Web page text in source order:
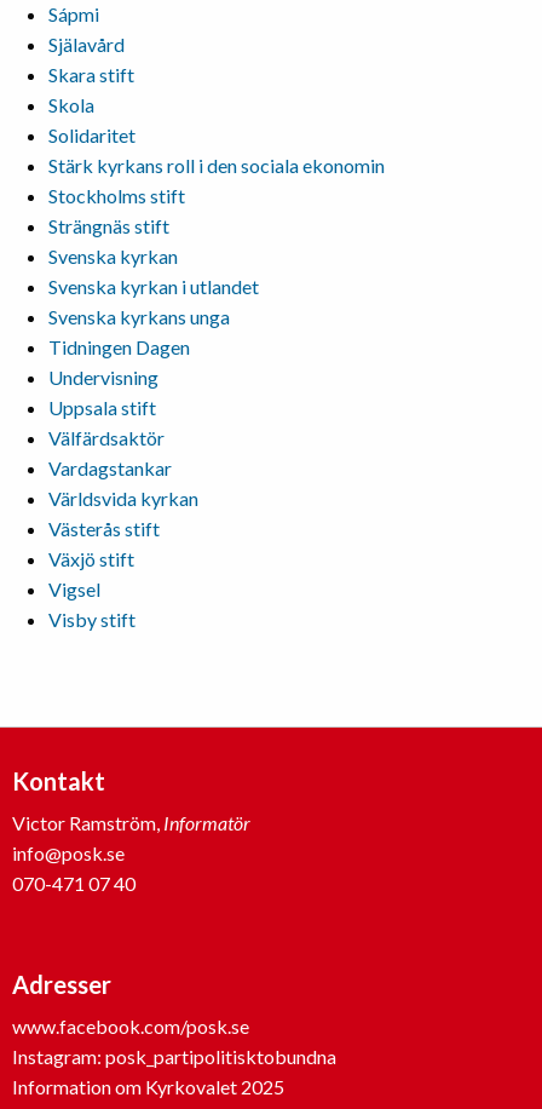
Sápmi
Själavård
Skara stift
Skola
Solidaritet
Stärk kyrkans roll i den sociala ekonomin
Stockholms stift
Strängnäs stift
Svenska kyrkan
Svenska kyrkan i utlandet
Svenska kyrkans unga
Tidningen Dagen
Undervisning
Uppsala stift
Välfärdsaktör
Vardagstankar
Världsvida kyrkan
Västerås stift
Växjö stift
Vigsel
Visby stift
Kontakt
Victor Ramström, Informatör
info@posk.se
070-471 07 40
Adresser
www.facebook.com/posk.se
Instagram: posk_partipolitisktobundna
Information om Kyrkovalet 2025